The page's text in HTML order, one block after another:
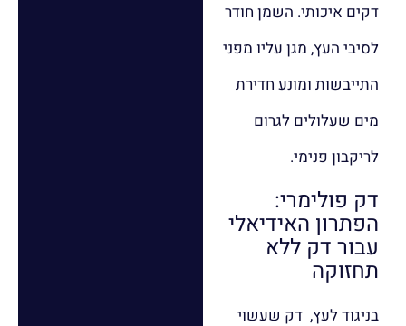
דקים איכותי. השמן חודר
לסיבי העץ, מגן עליו מפני
התייבשות ומונע חדירת
מים שעלולים לגרום
לריקבון פנימי.
דק פולימרי:
הפתרון האידיאלי
עבור דק ללא
תחזוקה
בניגוד לעץ, דק שעשוי